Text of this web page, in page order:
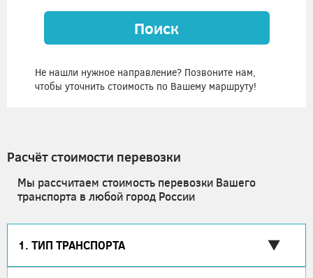
Поиск
Не нашли нужное направление? Позвоните нам,
чтобы уточнить стоимость по Вашему маршруту!
Расчёт стоимости перевозки
Мы рассчитаем стоимость перевозки Вашего
транспорта в любой город России
1. ТИП ТРАНСПОРТА